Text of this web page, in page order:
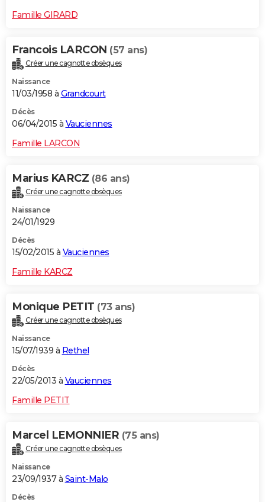
Famille GIRARD
Francois LARCON (57 ans)
Créer une cagnotte obsèques
Naissance
11/03/1958 à Grandcourt
Décès
06/04/2015 à Vauciennes
Famille LARCON
Marius KARCZ (86 ans)
Créer une cagnotte obsèques
Naissance
24/01/1929
Décès
15/02/2015 à Vauciennes
Famille KARCZ
Monique PETIT (73 ans)
Créer une cagnotte obsèques
Naissance
15/07/1939 à Rethel
Décès
22/05/2013 à Vauciennes
Famille PETIT
Marcel LEMONNIER (75 ans)
Créer une cagnotte obsèques
Naissance
23/09/1937 à Saint-Malo
Décès